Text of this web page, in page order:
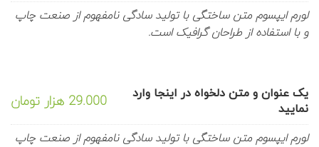
لورم ایپسوم متن ساختگی با تولید سادگی نامفهوم از صنعت چاپ
و با استفاده از طراحان گرافیک است.
یک عنوان و متن دلخواه در اینجا وارد
نمایید
29.000 هزار تومان
لورم ایپسوم متن ساختگی با تولید سادگی نامفهوم از صنعت چاپ